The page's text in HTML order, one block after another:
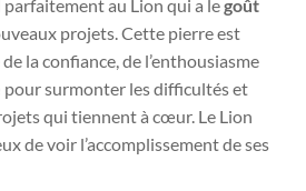
au Lion qui a legoût
projets. Cette pierre est
la confiance, de l’enthousiasme
pour surmonter les difficultés et
qui tiennent à cœur. Le Lion
de voir l’accomplissement de ses